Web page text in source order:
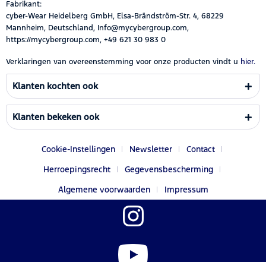
Fabrikant:
cyber-Wear Heidelberg GmbH, Elsa-Brändström-Str. 4, 68229
Mannheim, Deutschland, Info@mycybergroup.com,
https://mycybergroup.com, +49 621 30 983 0
Verklaringen van overeenstemming voor onze producten vindt u hier.
Klanten kochten ook
Klanten bekeken ook
Cookie-Instellingen Newsletter
Contact
Herroepingsrecht
Gegevensbescherming
Algemene voorwaarden
Impressum